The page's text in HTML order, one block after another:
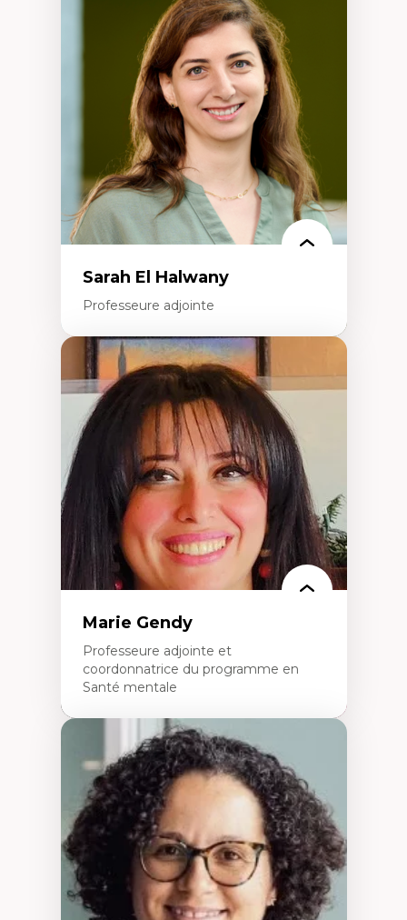
Fragmentation des auditoires médiatiques
Analyse multi-plateforme des auditoires
médiatiques
Analyse des comportements numériques à
travers les données massives et l’IA
Recherche quantitative et qualitative sur
les auditoires médiatiques
Épistémologie des techniques de recherche
numérique et l’IA
Théorie des droits de la personne
La pensée politique d’Hannah Arendt
La pensée politique à l’ère numérique
Justice internationale et normes
internationales
Sarah El Halwany
Professeure adjointe
Expertises
Les apports pédagogiques des théories de
l'affect, du posthumanisme, du féminisme
dans l'éducation aux sciences
L'apprentissage des sciences/STIM dans une
perspective socioécologique de care
L’insertion professionnelle des
enseignant.e.s
Marie Gendy
Professeure adjointe et
coordonnatrice du programme en
Santé mentale
Expertises
Neuropsychiatrie et neurosciences
Direction d'essais cliniques
Analyse des politiques et pratiques en santé
mentale
Développement de protocoles d'essais
cliniques
Collaboration interfonctionnelle
Leadership en recherche clinique
Développement de cadres politiques
Collaboration avec des entreprises